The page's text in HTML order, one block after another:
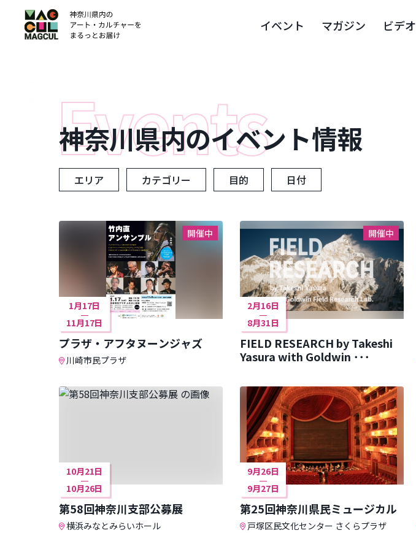
イベント マガジン ビデオ
ン
テ
ン
神奈川県内のイベント情報
エリア カテゴリー 目的 日付
開催中
1月17日
11月17日
プラザ・アフタヌーンジャズ
川崎市民プラザ
開催中
2月16日
8月31日
FIELD RESEARCH by Takeshi
Yasura with Goldwin ･･･
10月21日
10月26日
第58回神奈川支部公募展
横浜みなとみらいホール
9月26日
9月27日
第25回神奈川県民ミュージカル
戸塚区民文化センター さくらプラザ